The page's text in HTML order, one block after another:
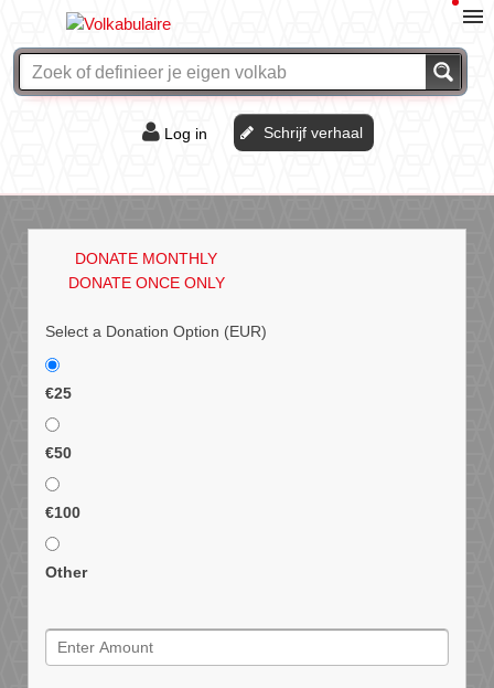
Log in Schrijf verhaal
DONATE MONTHLY
DONATE ONCE ONLY
Select a Donation Option (EUR)
€25
€50
€100
Other